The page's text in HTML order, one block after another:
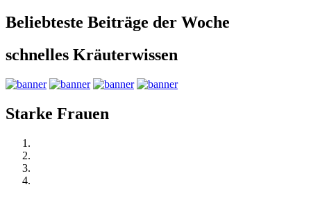
Beliebteste Beiträge der Woche
schnelles Kräuterwissen
Starke Frauen